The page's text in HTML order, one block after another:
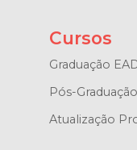
Cursos
Graduação
Pós-
Atualização